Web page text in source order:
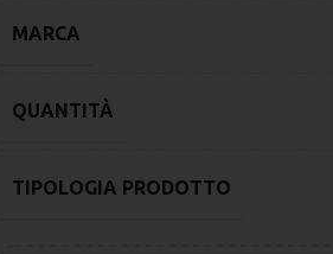
MARCA
QUANTITÀ
TIPOLOGIA PRODOTTO